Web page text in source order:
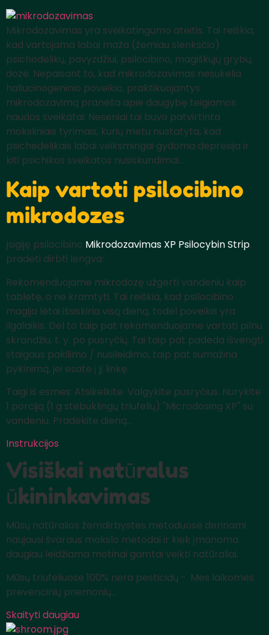
Mikrodozavimas yra sveikatingumo ateitis. Tai reiškia,
kad vartojama labai maža (žemiau slenksčio)
psichodelikų, pavyzdžiui, psilocibino, magiškųjų grybų,
dozė. Nepaisant to, kad mikrodozavimas nesukelia
haliucinogeninio poveikio, praktikuojantys
mikrodozavimą praneša apie daugybę teigiamos
naudos sveikatai. Neseniai tai buvo patvirtinta
moksliniais tyrimais, kurių metu nustatyta, kad
psichedelikais labai veiksmingai gydoma depresija ir
kiti psichikos sveikatos nusiskundimai...
Kaip vartoti psilocibino
mikrodozes
Įsigiję psilocibino Mikrodozavimas XP Psilocybin Strip,
pradėti dirbti lengva:
Rekomenduojame mikrodozę užgerti vandeniu kaip
tabletę, o ne kramtyti. Tai reiškia, kad psilocibino
magija lėtai išsiskiria visą dieną, todėl poveikis yra
ilgalaikis. Dėl to taip pat rekomenduojame vartoti pilnu
skrandžiu, t. y. po pusryčių. Tai taip pat padeda išvengti
staigaus pakilimo / nusileidimo, taip pat sumažina
pykinimą, jei esate į jį linkę.
Taigi iš esmės: Atsikelkite. Valgykite pusryčius. Nurykite
1 porciją (1 g stebuklingų triufelių) "Microdosing XP" su
vandeniu. Pradėkite dieną...
Instrukcijos
Visiškai natūralus
ūkininkavimas
Mūsų natūralios žemdirbystės metoduose derinami
naujausi švaraus mokslo metodai ir kiek įmanoma
daugiau leidžiama motinai gamtai veikti natūraliai.
Mūsų triufeliuose 100% nėra pesticidų -. Mes laikomės
prevencinių priemonių...
Skaityti daugiau